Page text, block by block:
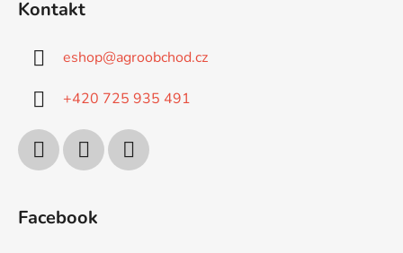
Kontakt
eshop@agroobchod.cz
+420 725 935 491
Facebook